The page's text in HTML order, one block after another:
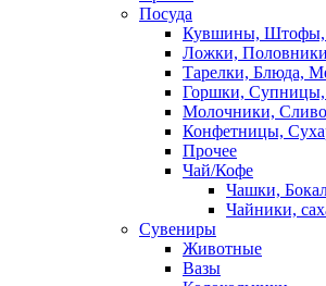
Посуда
Кувшины, Штофы,
Ложки, Половники
Тарелки, Блюда,
Горшки, Супницы,
Молочники,
Конфетницы,
Прочее
Чай/Кофе
Чашки,
Чайники,
Сувениры
Животные
Вазы